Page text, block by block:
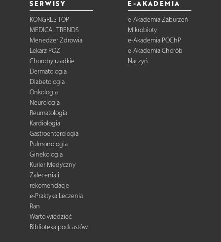
SERWISY
KONGRES TOP
MEDICAL TRENDS
Menedżer Zdrowia
Lekarz POZ
Choroby rzadkie
Dermatologia
Diabetologia
Onkologia
Neurologia
Reumatologia
Kardiologia
Gastroenterologia
Pulmonologia
Ginekologia
Kurier Medyczny
Zalecenia i
rekomendacje
e-Praktyka Leczenia
Ran
Warto wiedzieć
Biblioteka podcastów
E-AKADEMIA
e-Akademia Zaburzeń
Mikrobioty
e-Akademia POChP
e-Akademia Chorób
Naczyń